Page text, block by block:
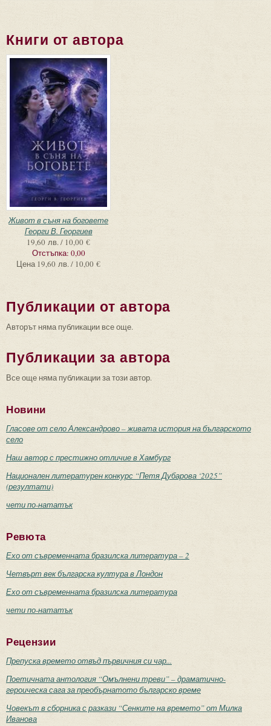
Книги от автора
Живот в съня на боговете
Георги В. Георгиев
19,60 лв. / 10,00 €
Отстъпка: 0,00
Цена 19,60 лв. / 10,00 €
Публикации от автора
Авторът няма публикации все още.
Публикации за автора
Все още няма публикации за този автор.
Новини
Гласове от село Александрово – живата история на българското
село
Наш автор с престижно отличие в Хамбург
Национален литературен конкурс “Петя Дубарова ‘2025”
(резултати)
чети по-нататък
Ревюта
Ехо от съвременната бразилска литература – 2
Четвърт век българска култура в Лондон
Ехо от съвременната бразилска литература
чети по-нататък
Рецензии
Препуска времето отвъд първичния си чар...
Поетичната антология “Омълнени треви” – драматично-
героическа сага за преобърнатото българско време
Човекът в сборника с разкази “Сенките на времето” от Милка
Иванова